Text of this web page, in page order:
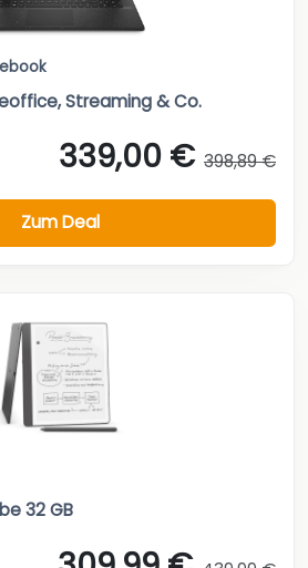
Streaming & Co.
339,00 € 398,89 €
Zum Deal
32 GB